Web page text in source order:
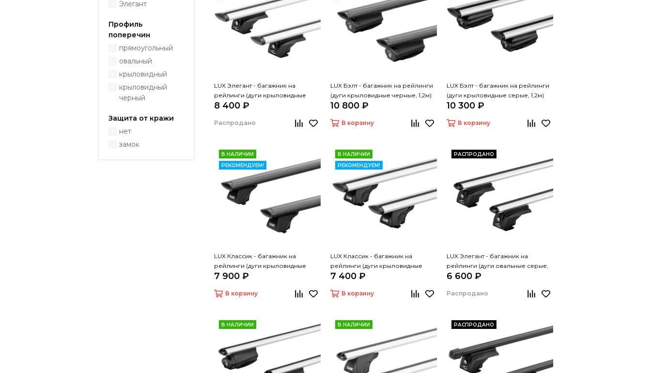
Элегант
Профиль
поперечин
прямоугольный
овальный
крыловидный
крыловидный
черный
Защита от кражи
нет
замок
LUX Элегант - багажник на
рейлинги (дуги крыловидные
серые, 1,2м)
8 400 ₽
Распродано
LUX Бэлт - багажник на рейлинги
(дуги крыловидные черные, 1,2м)
10 800 ₽
В корзину
LUX Бэлт - багажник на рейлинги
(дуги крыловидные серые, 1,2м)
10 300 ₽
В корзину
В НАЛИЧИИ
РЕКОМЕНДУЕМ!
LUX Классик - багажник на
рейлинги (дуги крыловидные
черные, 1,2м)
7 900 ₽
В корзину
В НАЛИЧИИ
РЕКОМЕНДУЕМ!
LUX Классик - багажник на
рейлинги (дуги крыловидные
серые, 1,2м)
7 400 ₽
В корзину
РАСПРОДАНО
LUX Элегант - багажник на
рейлинги (дуги овальные серые,
1,2м)
6 600 ₽
Распродано
В НАЛИЧИИ В НАЛИЧИИ РАСПРОДАНО